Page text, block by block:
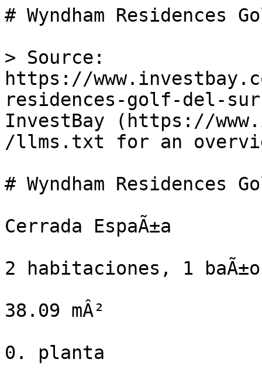
# Wyndham
> Source:
https://
residences-golf-del-
InvestBay (https://
/llms.txt for an
# Wyndham
Cerrada EspaÃ±a
2 habitaciones, 1 baÃ±o
38.09 mÂ²
0. planta